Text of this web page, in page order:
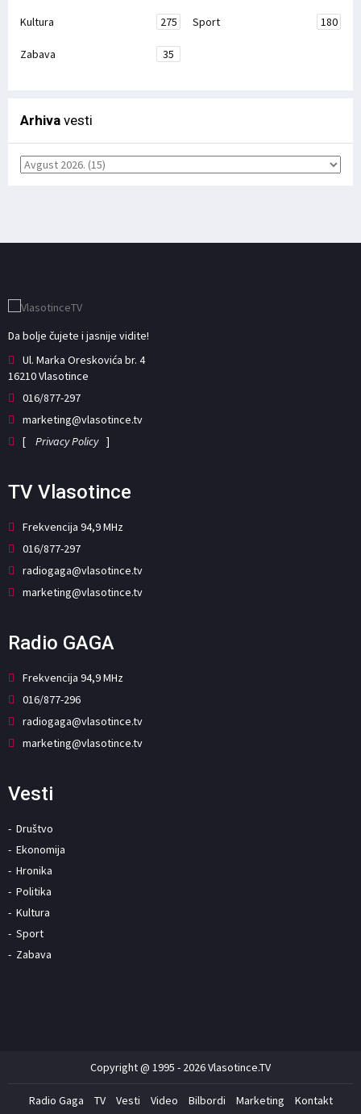
Kultura 275 Sport 180
Zabava 35
Arhiva vesti
Da bolje čujete i jasnije vidite!
Ul. Marka Oreskovića br. 4
16210 Vlasotince
016/877-297
marketing@vlasotince.tv
[ Privacy Policy ]
TV Vlasotince
Frekvencija 94,9 MHz
016/877-297
radiogaga@vlasotince.tv
marketing@vlasotince.tv
Radio GAGA
Frekvencija 94,9 MHz
016/877-296
radiogaga@vlasotince.tv
marketing@vlasotince.tv
Vesti
Društvo
Ekonomija
Hronika
Politika
Kultura
Sport
Zabava
Copyright @ 1995 - 2026 Vlasotince.TV
Radio Gaga TV Vesti Video Bilbordi Marketing Kontakt